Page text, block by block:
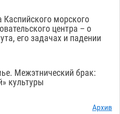
Каспийского морского
центра – о
его задачах и падении
Межэтнический брак:
культуры
Архив